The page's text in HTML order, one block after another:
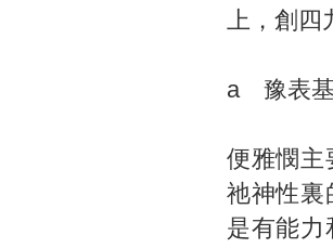
上，創四
a 豫表基
便雅憫主
祂神性裏
是有能力